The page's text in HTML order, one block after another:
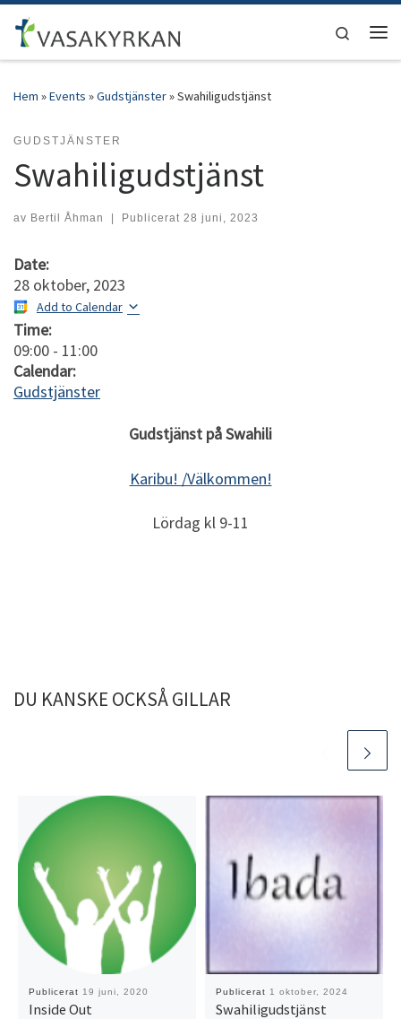
Hoppa till innehåll
Search
Hem »Events »Gudstjänster»Swahiligudstjänst
GUDSTJÄNSTER
Swahiligudstjänst
av Bertil Åhman | Publicerat 28 juni, 2023
Date:
28 oktober, 2023
Add to Calendar
Time:
09:00 - 11:00
Calendar:
Gudstjänster
Gudstjänst på Swahili
Karibu! /Välkommen!
Lördag kl 9-11
DU KANSKE OCKSÅ GILLAR
Publicerat 19 juni, 2020
Inside Out
Publicerat 1 oktober, 2024
Swahiligudstjänst